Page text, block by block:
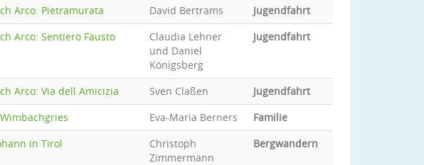
Arco: Pietramurata David Bertrams
Jugendfahrt
Arco: Sentiero Fausto
Claudia Lehner
und Daniel
Königsberg
Jugendfahrt
Arco: Via dell Amicizia Sven Claßen
Jugendfahrt
Eva-Maria Berners
Familie
in Tirol
Christoph
Zimmermann
Bergwandern